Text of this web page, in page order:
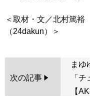
＜取材・文／北村篤
次の記事
まゆ
「
【